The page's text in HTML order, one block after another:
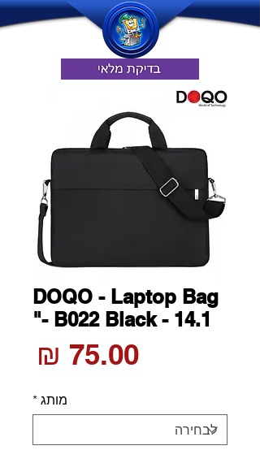
DOQO - Laptop Bag
- B022 Black - 14.1"
מותג *